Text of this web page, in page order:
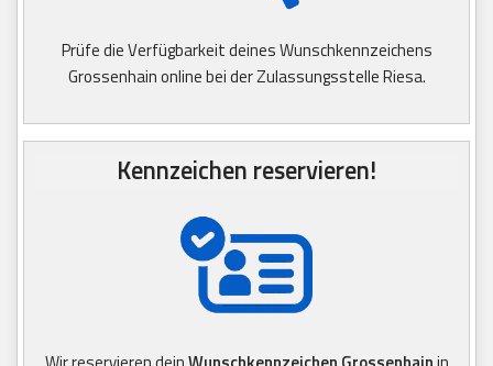
Prüfe die Verfügbarkeit deines Wunschkennzeichens
Grossenhain online bei der Zulassungsstelle Riesa.
Kennzeichen reservieren!